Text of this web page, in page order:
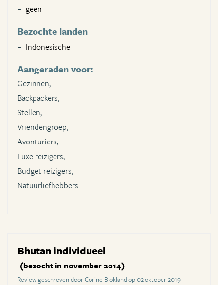
geen
Bezochte landen
Indonesische
Aangeraden voor:
Gezinnen,
Backpackers,
Stellen,
Vriendengroep,
Avonturiers,
Luxe reizigers,
Budget reizigers,
Natuurliefhebbers
Bhutan individueel
(bezocht in november 2014)
Review geschreven door Corine Blokland op 02 oktober 2019